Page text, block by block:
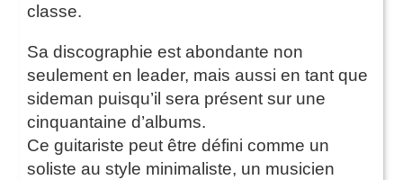
classe.
Sa discographie est abondante non
seulement en leader, mais aussi en tant que
sideman puisqu’il sera présent sur une
cinquantaine d’albums.
Ce guitariste peut être défini comme un
soliste au style minimaliste, un musicien